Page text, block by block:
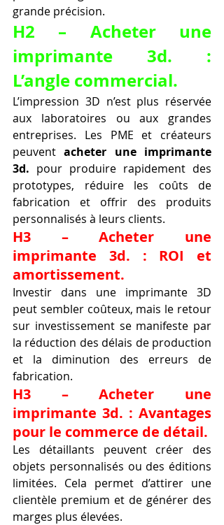
grande précision.
H2 – Acheter une
imprimante 3d. :
L’angle commercial.
L’impression 3D n’est plus réservée
aux laboratoires ou aux grandes
entreprises. Les PME et créateurs
peuvent acheter une imprimante
3d. pour produire rapidement des
prototypes, réduire les coûts de
fabrication et offrir des produits
personnalisés à leurs clients.
H3 – Acheter une
imprimante 3d. : ROI et
amortissement.
Investir dans une imprimante 3D
peut sembler coûteux, mais le retour
sur investissement se manifeste par
la réduction des délais de production
et la diminution des erreurs de
fabrication.
H3 – Acheter une
imprimante 3d. : Avantages
pour le commerce de détail.
Les détaillants peuvent créer des
objets personnalisés ou des éditions
limitées. Cela permet d’attirer une
clientèle premium et de générer des
marges plus élevées.